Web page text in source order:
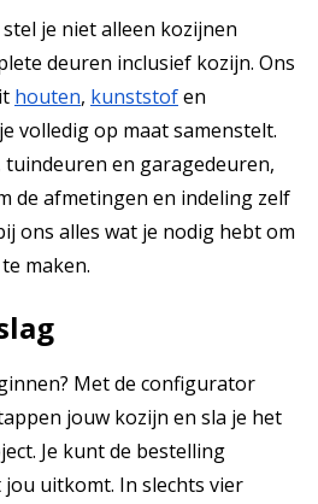
je niet alleen kozijnen
deuren inclusief kozijn. Ons
houten, kunststofen
volledig op maat samenstelt.
en garagedeuren,
de afmetingen en indeling zelf
ons alles wat je nodig hebt om
maken.
Met de configurator
jouw kozijn en sla je het
Je kunt de bestelling
uitkomt. In slechts vier